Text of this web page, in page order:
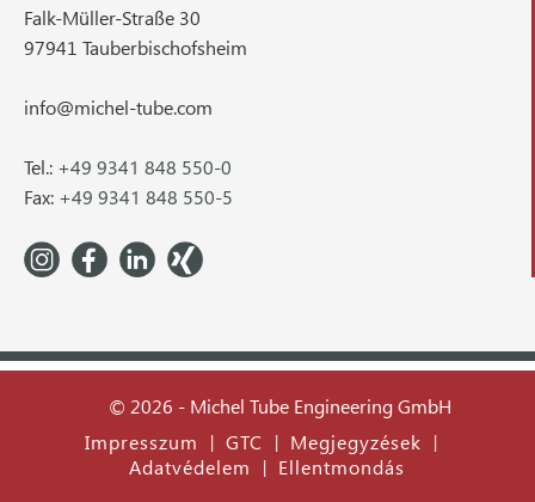
Falk-Müller-Straße 30
97941 Tauberbischofsheim
info@michel-tube.com
Tel.: +49 9341 848 550-0
Fax: +49 9341 848 550-5
© 2026 - Michel Tube Engineering GmbH
Impresszum
| GTC | Megjegyzések |
Adatvédelem | Ellentmondás